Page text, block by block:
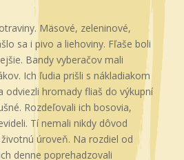
Mäsové, zeleninové,
sa i pivo a liehoviny. Fľaše boli
Bandy vyberačov mali
Ich ľudia prišli s nákladiakom
odviezli hromady fliaš do výkupní
Rozdeľovali ich bosovia,
Tí nemali nikdy dôvod
úroveň. Na rozdiel od
denne poprehadzovali